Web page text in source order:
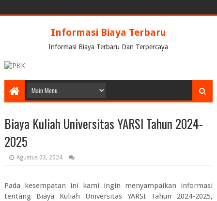
Informasi Biaya Terbaru
Informasi Biaya Terbaru Dan Terpercaya
Biaya Kuliah Universitas YARSI Tahun 2024-
2025
Agustus 03, 2024
Pada kesempatan ini kami ingin menyampaikan informasi
tentang Biaya Kuliah Universitas YARSI Tahun 2024-2025,